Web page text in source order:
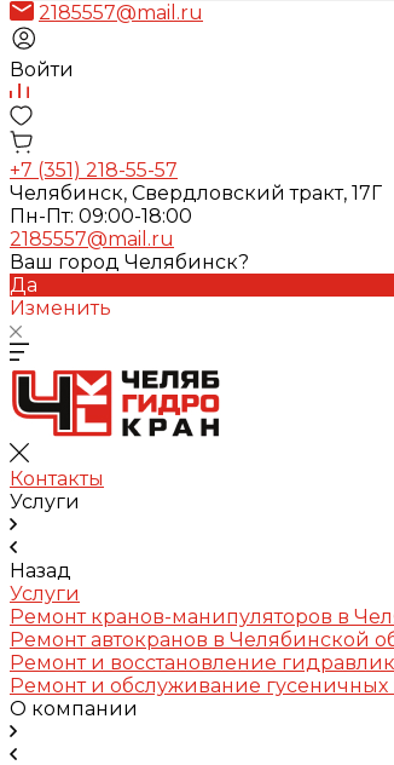
2185557@mail.ru
Войти
+7 (351) 218-55-57
Челябинск, Свердловский тракт, 17Г
Пн-Пт: 09:00-18:00
2185557@mail.ru
Ваш город Челябинск?
Да
Изменить
Контакты
Услуги
Назад
Услуги
Ремонт кранов-манипуляторов в
Ремонт автокранов в Челябинской
Ремонт и восстановление
Ремонт и обслуживание гусеничных
О компании